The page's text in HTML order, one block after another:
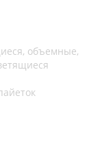
объемные,